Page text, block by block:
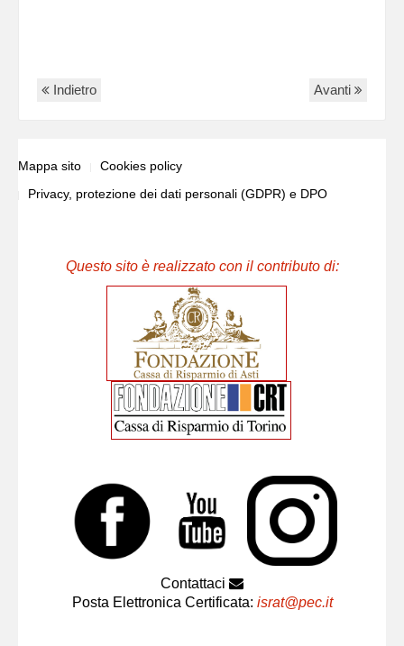
Indietro Avanti
Mappa sito
Cookies policy
Privacy, protezione dei dati personali (GDPR) e DPO
Questo sito è realizzato con il contributo di:
Contattaci
Posta Elettronica Certificata: israt@pec.it